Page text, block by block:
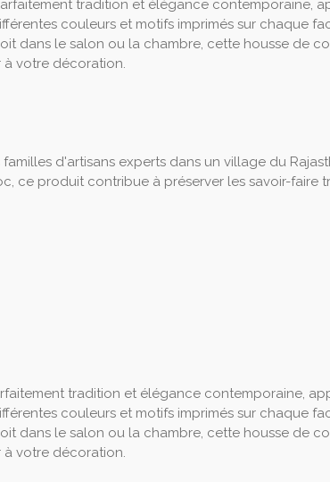
tradition et élégance contemporaine,
couleurs et motifs imprimés sur chaque
dans le salon ou la chambre, cette housse de
à votre décoration.
d'artisans experts dans un village du
ce produit contribue à préserver les savoir-faire
tradition et élégance contemporaine,
couleurs et motifs imprimés sur chaque
dans le salon ou la chambre, cette housse de
à votre décoration.